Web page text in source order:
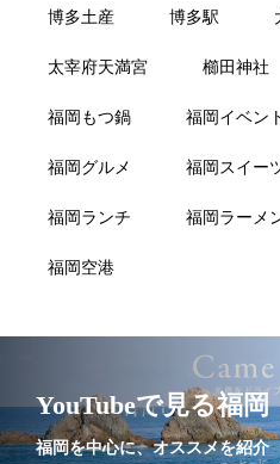
博多土産 博多駅
太宰府天満宮 櫛田神社
福岡もつ鍋 福岡イベン
福岡グルメ 福岡スイー
福岡ランチ 福岡ラーメ
福岡空港
YouTubeで見る福岡
福岡を中心に、オススメを紹介